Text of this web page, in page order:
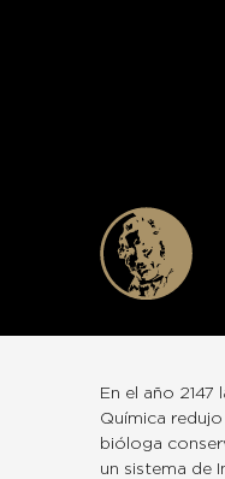
En el año
Química
bióloga
un sistema de